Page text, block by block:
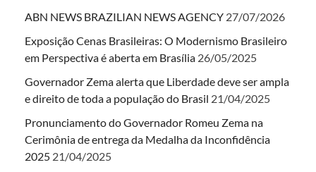
ABN NEWS BRAZILIAN NEWS AGENCY 27/07/2026
Exposição Cenas Brasileiras: O Modernismo Brasileiro
em Perspectiva é aberta em Brasília 26/05/2025
Governador Zema alerta que Liberdade deve ser ampla
e direito de toda a população do Brasil 21/04/2025
Pronunciamento do Governador Romeu Zema na
Cerimônia de entrega da Medalha da Inconfidência
2025 21/04/2025